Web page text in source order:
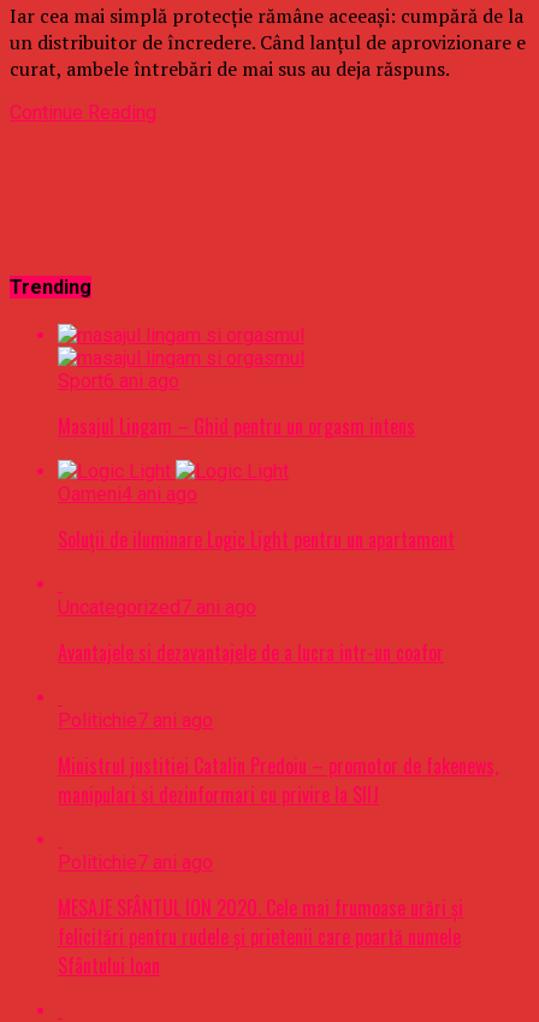
Iar cea mai simplă protecție rămâne aceeași: cumpără de la
un distribuitor de încredere. Când lanțul de aprovizionare e
curat, ambele întrebări de mai sus au deja răspuns.
Continue Reading
Trending
Sport6 ani ago
Masajul Lingam – Ghid pentru un orgasm intens
Oameni4 ani ago
Soluții de iluminare Logic Light pentru un apartament
Uncategorized7 ani ago
Avantajele si dezavantajele de a lucra intr-un coafor
Politichie7 ani ago
Ministrul justitiei Catalin Predoiu – promotor de fakenews,
manipulari si dezinformari cu privire la SIIJ
Politichie7 ani ago
MESAJE SFÂNTUL ION 2020. Cele mai frumoase urări şi
felicitări pentru rudele şi prietenii care poartă numele
Sfântului Ioan